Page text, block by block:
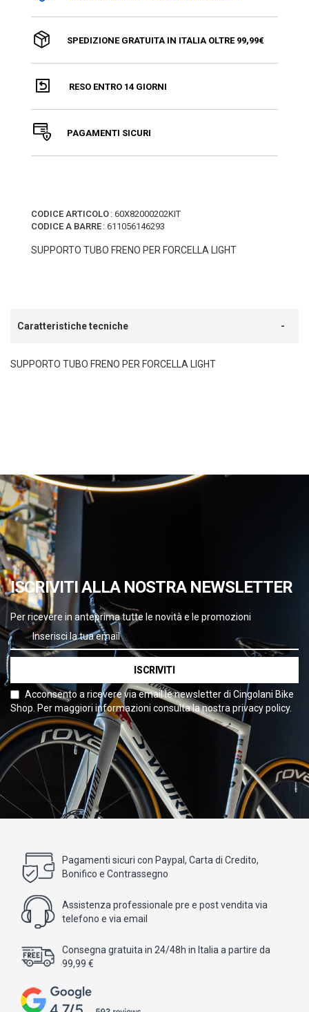
SPEDIZIONE GRATUITA IN ITALIA OLTRE 99,99€
RESO ENTRO 14 GIORNI
PAGAMENTI SICURI
CODICE ARTICOLO : 60X82000202KIT
CODICE A BARRE : 611056146293
SUPPORTO TUBO FRENO PER FORCELLA LIGHT
Caratteristiche tecniche
SUPPORTO TUBO FRENO PER FORCELLA LIGHT
ISCRIVITI ALLA NOSTRA NEWSLETTER
Per ricevere in anteprima tutte le novità e le promozioni
ISCRIVITI
Acconsento a ricevere via email le newsletter di Cingolani Bike
Shop. Per maggiori informazioni consulta la nostra privacy policy.
Pagamenti sicuri con Paypal, Carta di Credito,
Bonifico e Contrassegno
Assistenza professionale pre e post vendita via
telefono e via email
Consegna gratuita in 24/48h in Italia a partire da
99,99 €